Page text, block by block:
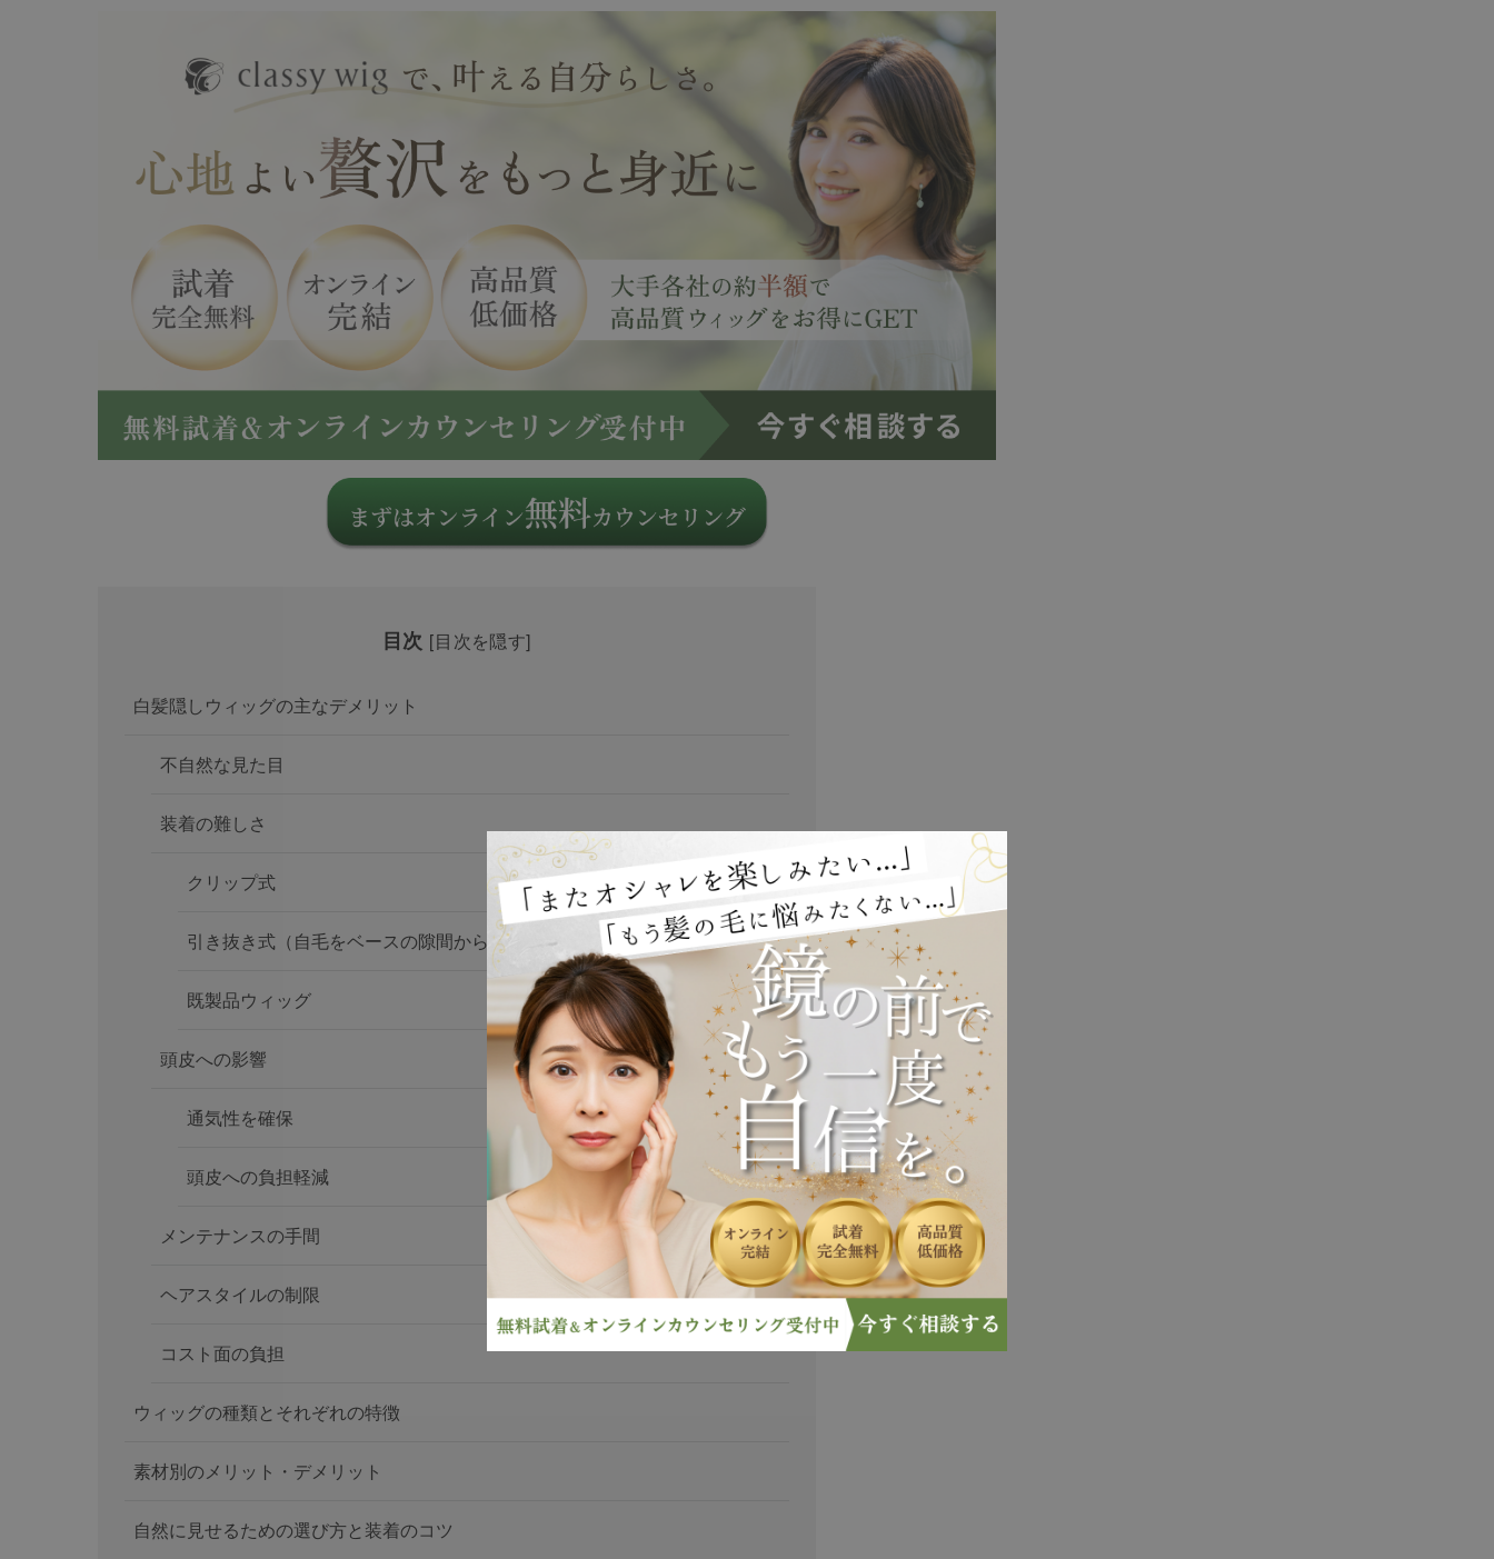
目次 [目次を隠す]
白髪隠しウィッグの主なデメリット
不自然な見た目
装着の難しさ
クリップ式
引き抜き式（自毛をベースの隙間から引き出すタイプ）
既製品ウィッグ
頭皮への影響
通気性を確保
頭皮への負担軽減
メンテナンスの手間
ヘアスタイルの制限
コスト面の負担
ウィッグの種類とそれぞれの特徴
素材別のメリット・デメリット
自然に見せるための選び方と装着のコツ